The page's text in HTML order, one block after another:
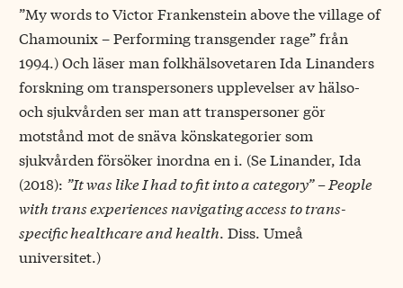
”My words to Victor Frankenstein above the village of
Chamounix – Performing transgender rage”från
1994.) Och läser man folkhälsovetaren Ida Linanders
forskning om transpersoners upplevelser av hälso-
och sjukvården ser man att transpersoner gör
motstånd mot de snäva könskategorier som
sjukvården försöker inordna en i. (Se Linander, Ida
(2018): ”It was like I had to fit into a category” – People
with trans experiences navigating access to trans-
specific healthcare and health . Diss. Umeå
universitet.)